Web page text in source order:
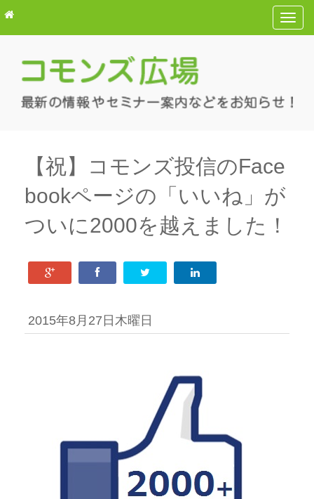
T
o
e
【祝】コモンズ投信のFace
bookページの「いいね」が
ついに2000を越えました！
2015年8月27日木曜日